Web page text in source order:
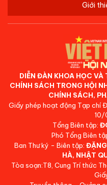
Giới
DIỄN ĐÀN KHOA HỌC
CHÍNH SÁCH TRONG HỘI
CHÍNH SÁCH,
Giấy phép hoạt động Tạp chí
10/
Tổng Biên tập:
Phó Tổng Biên
Ban Thư ký - Biên tập:
HÀ, NHẬT
Tòa soạn:T8, Cung Trí thức